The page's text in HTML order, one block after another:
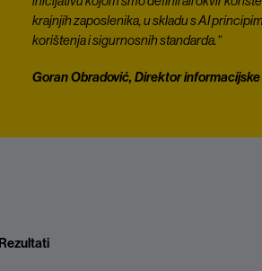
krajnjih zaposlenika, u skladu s AI
korištenja i sigurnosnih standarda.”
Goran Obradović, Direktor
Rezultati